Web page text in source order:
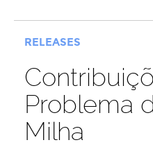
RELEASES
Problema
Milha